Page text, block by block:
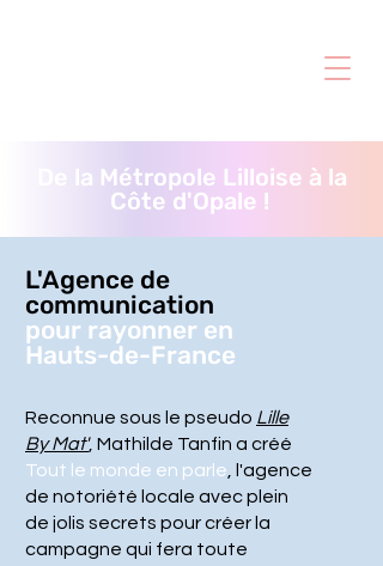
De la Métropole Lilloise à la
Côte d'Opale !
L'Agence de
communication
pour rayonner en
Hauts-de-France
Reconnue sous le pseudo Lille
By Mat', Mathilde Tanfin a créé
Tout le monde en parle , l'agence
de notoriété locale avec plein
de jolis secrets pour créer la
campagne qui fera toute